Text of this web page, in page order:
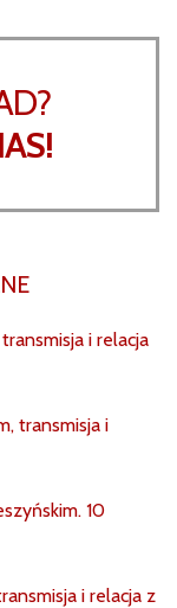
i relacja
transmisja i
10
i relacja z